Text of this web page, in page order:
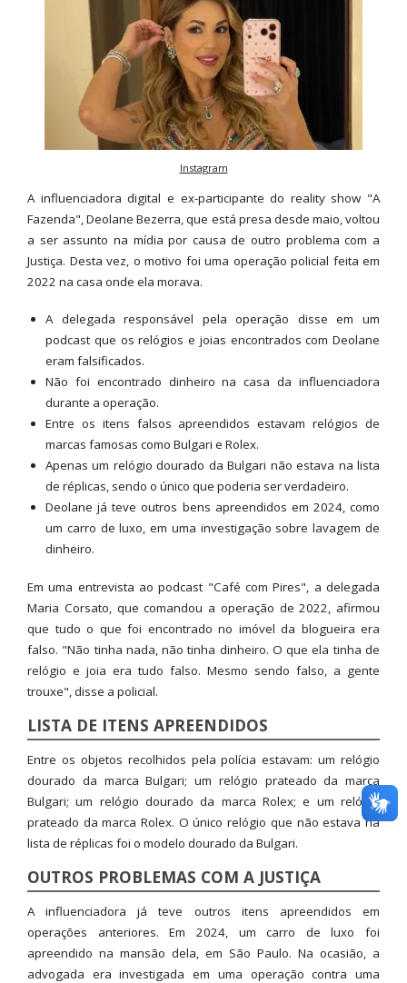
Instagram
A influenciadora digital e ex-participante do reality show "A
Fazenda", Deolane Bezerra, que está presa desde maio, voltou
a ser assunto na mídia por causa de outro problema com a
Justiça. Desta vez, o motivo foi uma operação policial feita em
2022 na casa onde ela morava.
A delegada responsável pela operação disse em um
podcast que os relógios e joias encontrados com Deolane
eram falsificados.
Não foi encontrado dinheiro na casa da influenciadora
durante a operação.
Entre os itens falsos apreendidos estavam relógios de
marcas famosas como Bulgari e Rolex.
Apenas um relógio dourado da Bulgari não estava na lista
de réplicas, sendo o único que poderia ser verdadeiro.
Deolane já teve outros bens apreendidos em 2024, como
um carro de luxo, em uma investigação sobre lavagem de
dinheiro.
Em uma entrevista ao podcast "Café com Pires", a delegada
Maria Corsato, que comandou a operação de 2022, afirmou
que tudo o que foi encontrado no imóvel da blogueira era
falso. "Não tinha nada, não tinha dinheiro. O que ela tinha de
relógio e joia era tudo falso. Mesmo sendo falso, a gente
trouxe", disse a policial.
LISTA DE ITENS APREENDIDOS
Entre os objetos recolhidos pela polícia estavam: um relógio
dourado da marca Bulgari; um relógio prateado da marca
Bulgari; um relógio dourado da marca Rolex; e um relógio
prateado da marca Rolex. O único relógio que não estava na
lista de réplicas foi o modelo dourado da Bulgari.
OUTROS PROBLEMAS COM A JUSTIÇA
A influenciadora já teve outros itens apreendidos em
operações anteriores. Em 2024, um carro de luxo foi
apreendido na mansão dela, em São Paulo. Na ocasião, a
advogada era investigada em uma operação contra uma